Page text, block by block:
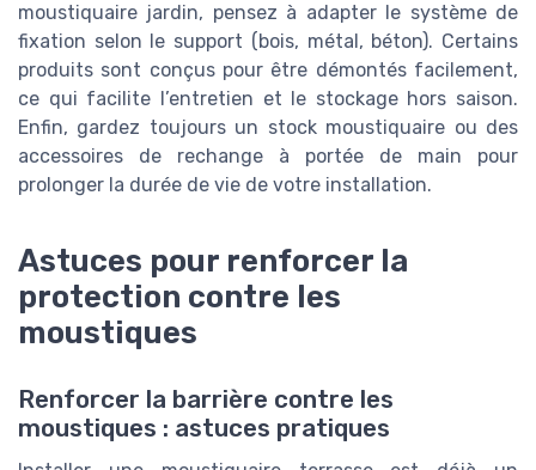
moustiquaire jardin, pensez à adapter le système de
fixation selon le support (bois, métal, béton). Certains
produits sont conçus pour être démontés facilement,
ce qui facilite l’entretien et le stockage hors saison.
Enfin, gardez toujours un stock moustiquaire ou des
accessoires de rechange à portée de main pour
prolonger la durée de vie de votre installation.
Astuces pour renforcer la
protection contre les
moustiques
Renforcer la barrière contre les
moustiques : astuces pratiques